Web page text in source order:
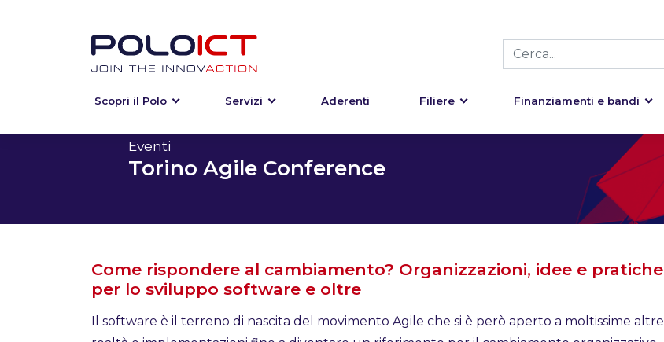
Scopri il Polo Servizi Aderenti Filiere Finanziamenti e bandi
Eventi
Torino Agile Conference
Come rispondere al cambiamento? Organizzazioni, idee e pratiche
per lo sviluppo software e oltre
Il software è il terreno di nascita del movimento Agile che si è però aperto a moltissime altre